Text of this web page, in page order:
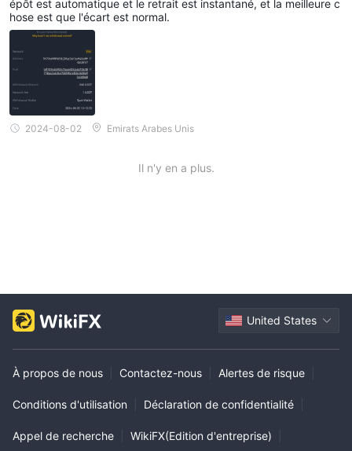
épôt est automatique et le retrait est instantané, et la meilleure c
hose est que l'écart est normal.
2024-08-02 Emirats Arabes Unis
Il n'y en a plus.
United States
À propos de nous Contactez-nous Alertes de risque
Conditions d'utilisation Déclaration de confidentialité
Appel de recherche WikiFX(Edition d'entreprise)